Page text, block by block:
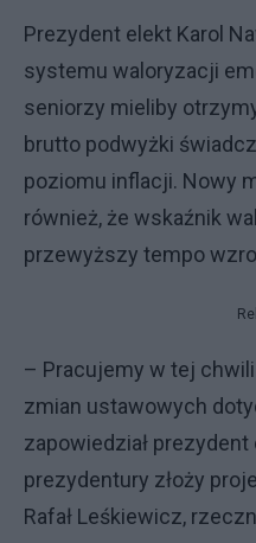
Prezydent elekt Karol
systemu waloryzacji
seniorzy mieliby
brutto podwyżki
poziomu inflacji. Nowy
również, że wskaźnik
przewyższy tempo
– Pracujemy w tej
zmian ustawowych
zapowiedział
prezydentury złoży
Rafał Leśkiewicz,